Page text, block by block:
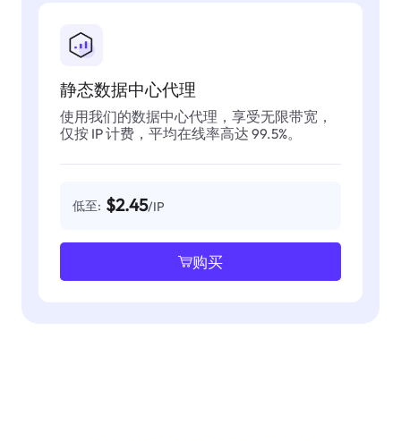
静态数据中心代理
使用我们的数据中心代理，享受无限带宽，
仅按 IP 计费，平均在线率高达 99.5%。
低至: $2.45/IP
购买